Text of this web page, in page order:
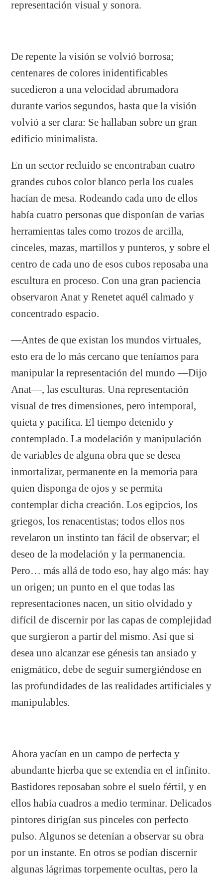
representación visual y sonora.
De repente la visión se volvió borrosa;
centenares de colores inidentificables
sucedieron a una velocidad abrumadora
durante varios segundos, hasta que la visión
volvió a ser clara: Se hallaban sobre un gran
edificio minimalista.
En un sector recluido se encontraban cuatro
grandes cubos color blanco perla los cuales
hacían de mesa. Rodeando cada uno de ellos
había cuatro personas que disponían de varias
herramientas tales como trozos de arcilla,
cinceles, mazas, martillos y punteros, y sobre el
centro de cada uno de esos cubos reposaba una
escultura en proceso. Con una gran paciencia
observaron Anat y Renetet aquél calmado y
concentrado espacio.
—Antes de que existan los mundos virtuales,
esto era de lo más cercano que teníamos para
manipular la representación del mundo —Dijo
Anat—, las esculturas. Una representación
visual de tres dimensiones, pero intemporal,
quieta y pacífica. El tiempo detenido y
contemplado. La modelación y manipulación
de variables de alguna obra que se desea
inmortalizar, permanente en la memoria para
quien disponga de ojos y se permita
contemplar dicha creación. Los egipcios, los
griegos, los renacentistas; todos ellos nos
revelaron un instinto tan fácil de observar; el
deseo de la modelación y la permanencia.
Pero… más allá de todo eso, hay algo más: hay
un origen; un punto en el que todas las
representaciones nacen, un sitio olvidado y
difícil de discernir por las capas de complejidad
que surgieron a partir del mismo. Así que si
desea uno alcanzar ese génesis tan ansiado y
enigmático, debe de seguir sumergiéndose en
las profundidades de las realidades artificiales y
manipulables.
Ahora yacían en un campo de perfecta y
abundante hierba que se extendía en el infinito.
Bastidores reposaban sobre el suelo fértil, y en
ellos había cuadros a medio terminar. Delicados
pintores dirigían sus pinceles con perfecto
pulso. Algunos se detenían a observar su obra
por un instante. En otros se podían discernir
algunas lágrimas torpemente ocultas, pero la